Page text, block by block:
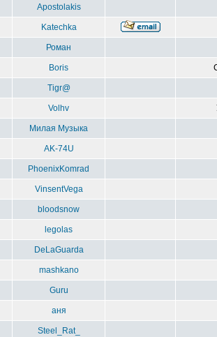
Apostolakis
Katechka
Роман
Boris
Tigr@
Volhv
Милая Музыка
AK-74U
PhoenixKomrad
VinsentVega
bloodsnow
legolas
DeLaGuarda
mashkano
Guru
аня
Steel_Rat_